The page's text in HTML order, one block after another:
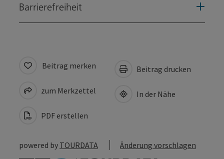
Barrierefreiheit
Beitrag merken
zum Merkzettel
PDF erstellen
Beitrag drucken
In der Nähe
powered by TOURDATA Änderung vorschlagen